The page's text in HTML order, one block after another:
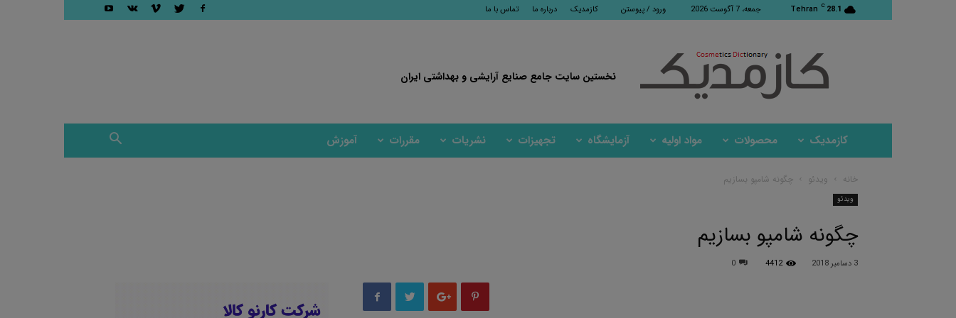
28.1
C
Tehran جمعه، 7 آگوست 2026 ورود / پیوستن کازمدیک درباره ما تماس با ما
نخستین سایت جامع صنایع آرایشی و بهداشتی ایران
کازمدیک محصولات مواد اولیه آزمایشگاه تجهیزات نشریات مقررات آموزش
خانه ویدئو چگونه شامپو بسازیم
ویدئو
چگونه شامپو بسازیم
3 دسامبر 2018 4412
0